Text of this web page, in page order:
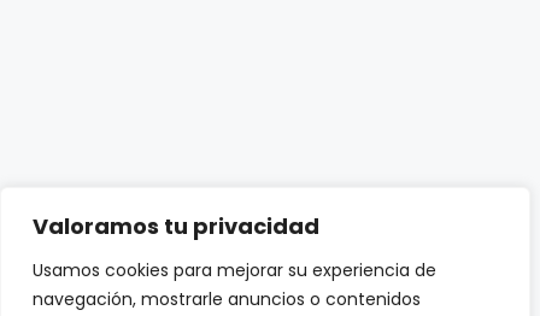
Valoramos tu privacidad
Usamos cookies para mejorar su experiencia de
navegación, mostrarle anuncios o contenidos